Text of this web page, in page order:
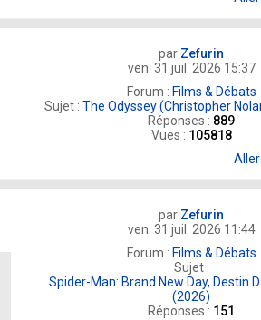
par Zefurin
ven. 31 juil. 2026 15:37
Forum : Films & Débats
Sujet :The Odyssey (Christopher
Réponses : 889
Vues : 105818
par Zefurin
ven. 31 juil. 2026 11:44
Forum : Films & Débats
Sujet :
Spider-Man: Brand New Day, Destin
(2026)
Réponses : 151